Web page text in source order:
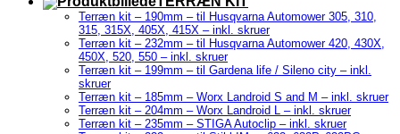
Terræn kit – 190mm – til Husqvarna Automower 305, 310,
315, 315X, 405X, 415X – inkl. skruer
Terræn kit – 232mm – til Husqvarna Automower 420, 430X,
450X, 520, 550 – inkl. skruer
Terræn kit – 199mm – til Gardena life / Sileno city – inkl.
skruer
Terræn kit – 185mm – Worx Landroid S and M – inkl. skruer
Terræn kit – 204mm – Worx Landroid L – inkl. skruer
Terræn kit – 235mm – STIGA Autoclip – inkl. skruer